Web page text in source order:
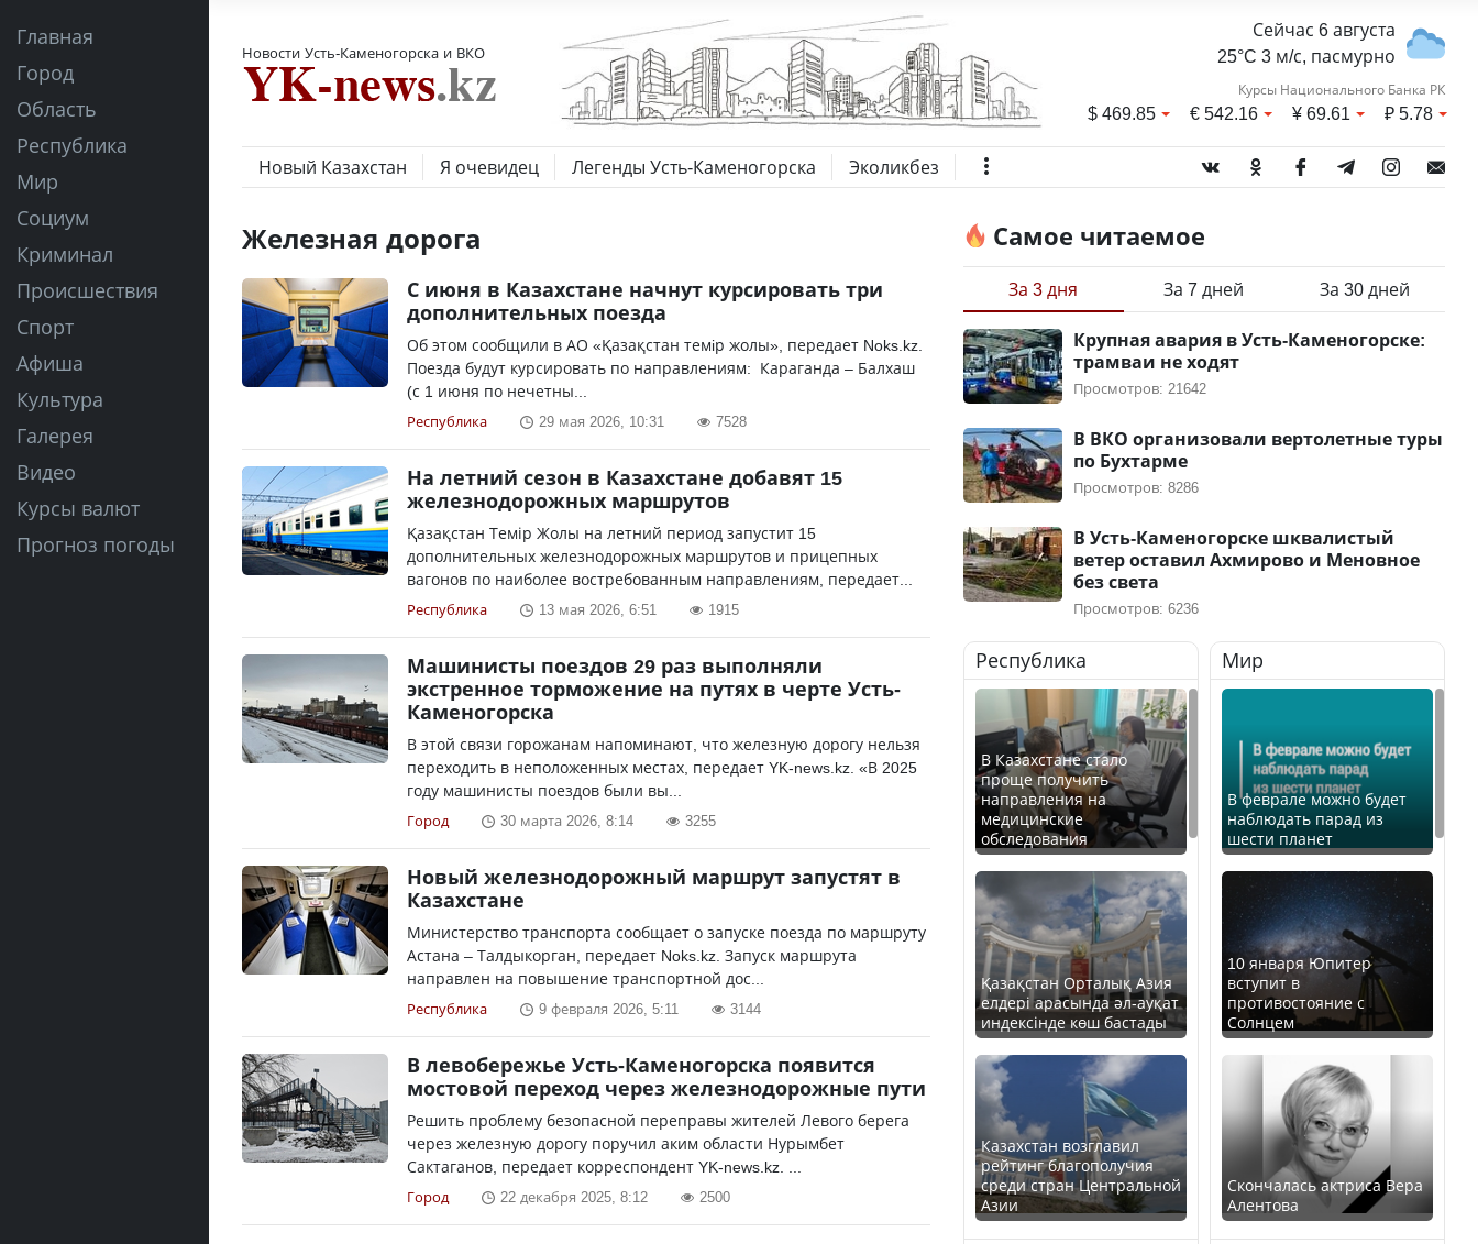
Главная
Город
Область
Республика
Мир
Социум
Криминал
Происшествия
Спорт
Афиша
Культура
Галерея
Видео
Курсы валют
Прогноз погоды
Новости Усть-Каменогорска и ВКО
Сейчас 6 августа
25°C 3 м/с, пасмурно
Курсы Национального Банка РК
$469.85 €542.16 ¥69.61 ₽5.78
Новый Казахстан Я очевидец Легенды Усть-Каменогорска Эколикбез
Железная дорога
С июня в Казахстане начнут курсировать три
дополнительных поезда
Об этом сообщили в АО «Қазақстан темiр жолы», передает Noks.kz.
Поезда будут курсировать по направлениям: Караганда – Балхаш
(с 1 июня по нечетны...
Республика 29 мая 2026, 10:31 7528
На летний сезон в Казахстане добавят 15
железнодорожных маршрутов
Қазақстан Темір Жолы на летний период запустит 15
дополнительных железнодорожных маршрутов и прицепных
вагонов по наиболее востребованным направлениям, передает...
Республика 13 мая 2026, 6:51 1915
Машинисты поездов 29 раз выполняли
экстренное торможение на путях в черте Усть-
Каменогорска
В этой связи горожанам напоминают, что железную дорогу нельзя
переходить в неположенных местах, передает YK-news.kz. «В 2025
году машинисты поездов были вы...
Город 30 марта 2026, 8:14 3255
Новый железнодорожный маршрут запустят в
Казахстане
Министерство транспорта сообщает о запуске поезда по маршруту
Астана – Талдыкорган, передает Noks.kz. Запуск маршрута
направлен на повышение транспортной дос...
Республика 9 февраля 2026, 5:11 3144
В левобережье Усть-Каменогорска появится
мостовой переход через железнодорожные пути
Решить проблему безопасной переправы жителей Левого берега
через железную дорогу поручил аким области Нурымбет
Сактаганов, передает корреспондент YK-news.kz. ...
Город 22 декабря 2025, 8:12 2500
Самое читаемое
За 3 дня За 7 дней За 30 дней
Крупная авария в Усть-Каменогорске:
трамваи не ходят
Просмотров: 21642
В ВКО организовали вертолетные туры
по Бухтарме
Просмотров: 8286
В Усть-Каменогорске шквалистый
ветер оставил Ахмирово и Меновное
без света
Просмотров: 6236
Республика
В Казахстане стало
проще получить
направления на
медицинские
обследования
Қазақстан Орталық Азия
елдері арасында әл-ауқат
индексінде көш бастады
Казахстан возглавил
рейтинг благополучия
среди стран Центральной
Азии
Мир
В феврале можно будет
наблюдать парад из
шести планет
10 января Юпитер
вступит в
противостояние с
Солнцем
Скончалась актриса Вера
Алентова